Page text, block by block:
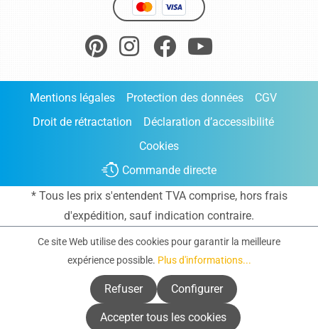
Mentions légales Protection des données
CGV
Droit de rétractation
Déclaration d’accessibilité
Cookies
Commande directe
* Tous les prix s'entendent TVA comprise, hors frais
d'expédition, sauf indication contraire.
Ce site Web utilise des cookies pour garantir la meilleure
expérience possible. Plus d'informations...
Refuser Configurer
Accepter tous les cookies